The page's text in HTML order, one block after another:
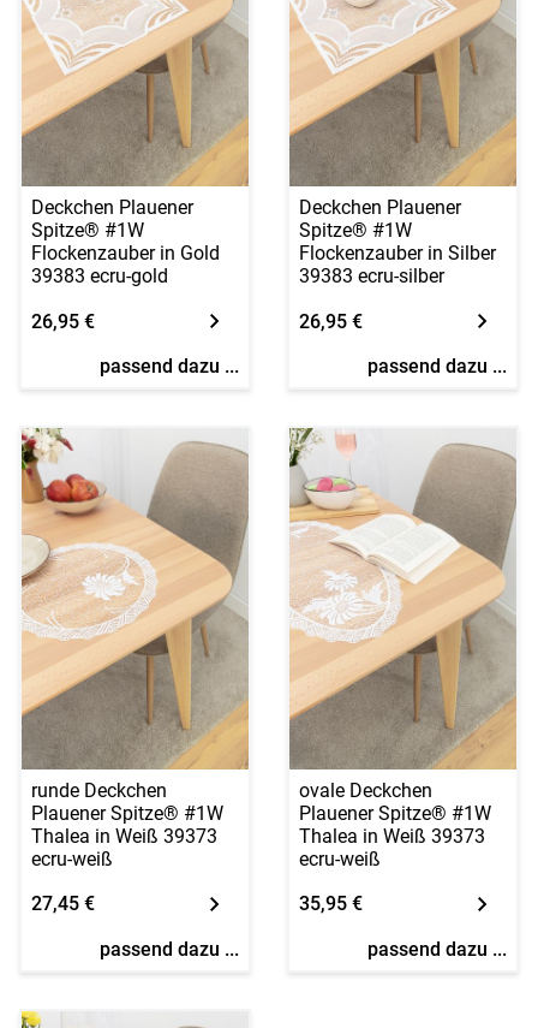
Deckchen Plauener
Spitze® #1W
Flockenzauber in Gold
39383 ecru-gold
26,95 €
passend dazu ...
Deckchen Plauener
Spitze® #1W
Flockenzauber in Silber
39383 ecru-silber
26,95 €
passend dazu ...
runde Deckchen
Plauener Spitze® #1W
Thalea in Weiß 39373
ecru-weiß
27,45 €
passend dazu ...
ovale Deckchen
Plauener Spitze® #1W
Thalea in Weiß 39373
ecru-weiß
35,95 €
passend dazu ...